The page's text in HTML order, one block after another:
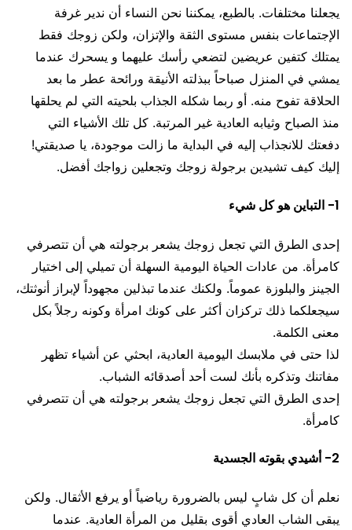
يجعلنا مختلفات. بالطبع، يمكننا نحن النساء أن ندير غرفة
الإجتماعات بنفس مستوى الثقة والإتزان، ولكن زوجك فقط
يمتلك كتفين عريضين لتضعي رأسك عليهما و يسحرك عندما
يمشي في المنزل صباحاً ببذلته الأنيقة ورائحة عطر ما بعد
الحلاقة تفوح منه. أو ربما شكله الجذاب بلحيته التي لم يحلقها
منذ الصباح وثيابه العادية غير المرتبة. كل تلك الأشياء التي
دفعتك للانجذاب إليه في البداية ما زالت موجودة، يا صديقتي!
إليك كيف تشيدين برجولة زوجك وتجعلين زواجك أفضل.
1- التباين هو كل شيء
إحدى الطرق التي تجعل زوجك يشعر برجولته هي أن تتصرفي
كامرأة. من عادات الحياة اليومية السهلة أن تميلي إلى اختيار
الجينز والبلوزة عموماً. ولكنك عندما تبذلين مجهوداً لإبراز أنوثتك،
سيجعلكما ذلك تركزان أكثر على كونك امرأة وكونه رجلاً بكل
معنى الكلمة.
لذا حتى في ملابسك اليومية العادية، ابحثي عن أشياء تظهر
مفاتنك وتذكره بأنك لست أحد أصدقائه الشباب.
إحدى الطرق التي تجعل زوجك يشعر برجولته هي أن تتصرفي
كامرأة.
2- أشيدي بقوته الجسدية
نعلم أن كل شابٍ ليس بالضرورة رياضياً أو يرفع الأثقال. ولكن
يبقى الشاب العادي أقوى بقليل من المرأة العادية. عندما